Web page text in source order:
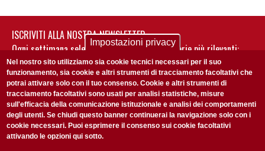
ISCRIVITI ALLA NOSTRA NEWSLETTER
Ogni settimana selezioniamo per te nostre storie più rilevanti:
non perderti gli aggiornamenti della nostra newsletter
Accetto laPrivacy Policy
Impostazioni privacy
Nel nostro sito utilizziamo sia cookie tecnici necessari per il suo
funzionamento, sia cookie e altri strumenti di tracciamento facoltativi che
potrai attivare solo con il tuo consenso. Cookie e altri strumenti di
tracciamento facoltativi sono usati per analisi statistiche, misure
sull'efficacia della comunicazione istituzionale e analisi dei comportamenti
degli utenti. Se chiudi questo banner continuerai la navigazione solo con i
cookie necessari. Puoi esprimere il consenso sui cookie facoltativi
attivando le opzioni qui sotto.